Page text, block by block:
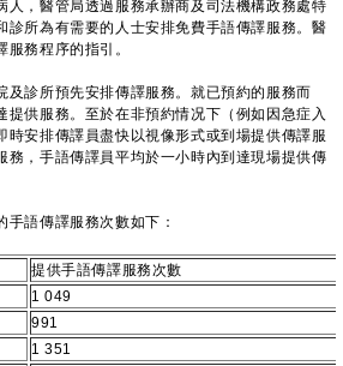
人，醫管局透過服務承辦商及司法機構政務處特
診所為有需要的人士安排免費手語傳譯服務。醫
務程序的指引。
診所預先安排傳譯服務。就已預約的服務而
提供服務。至於在非預約情况下（例如因急症入
時安排傳譯員盡快以視像形式或到場提供傳譯服
務，手語傳譯員平均於一小時內到達現場提供傳
語傳譯服務次數如下：
提供手語傳譯服務次數
1 049
991
1 351